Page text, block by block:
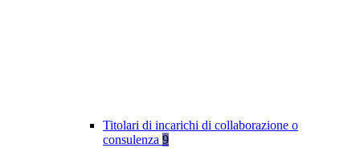
Titolari di incarichi di collaborazione o
consulenza 9